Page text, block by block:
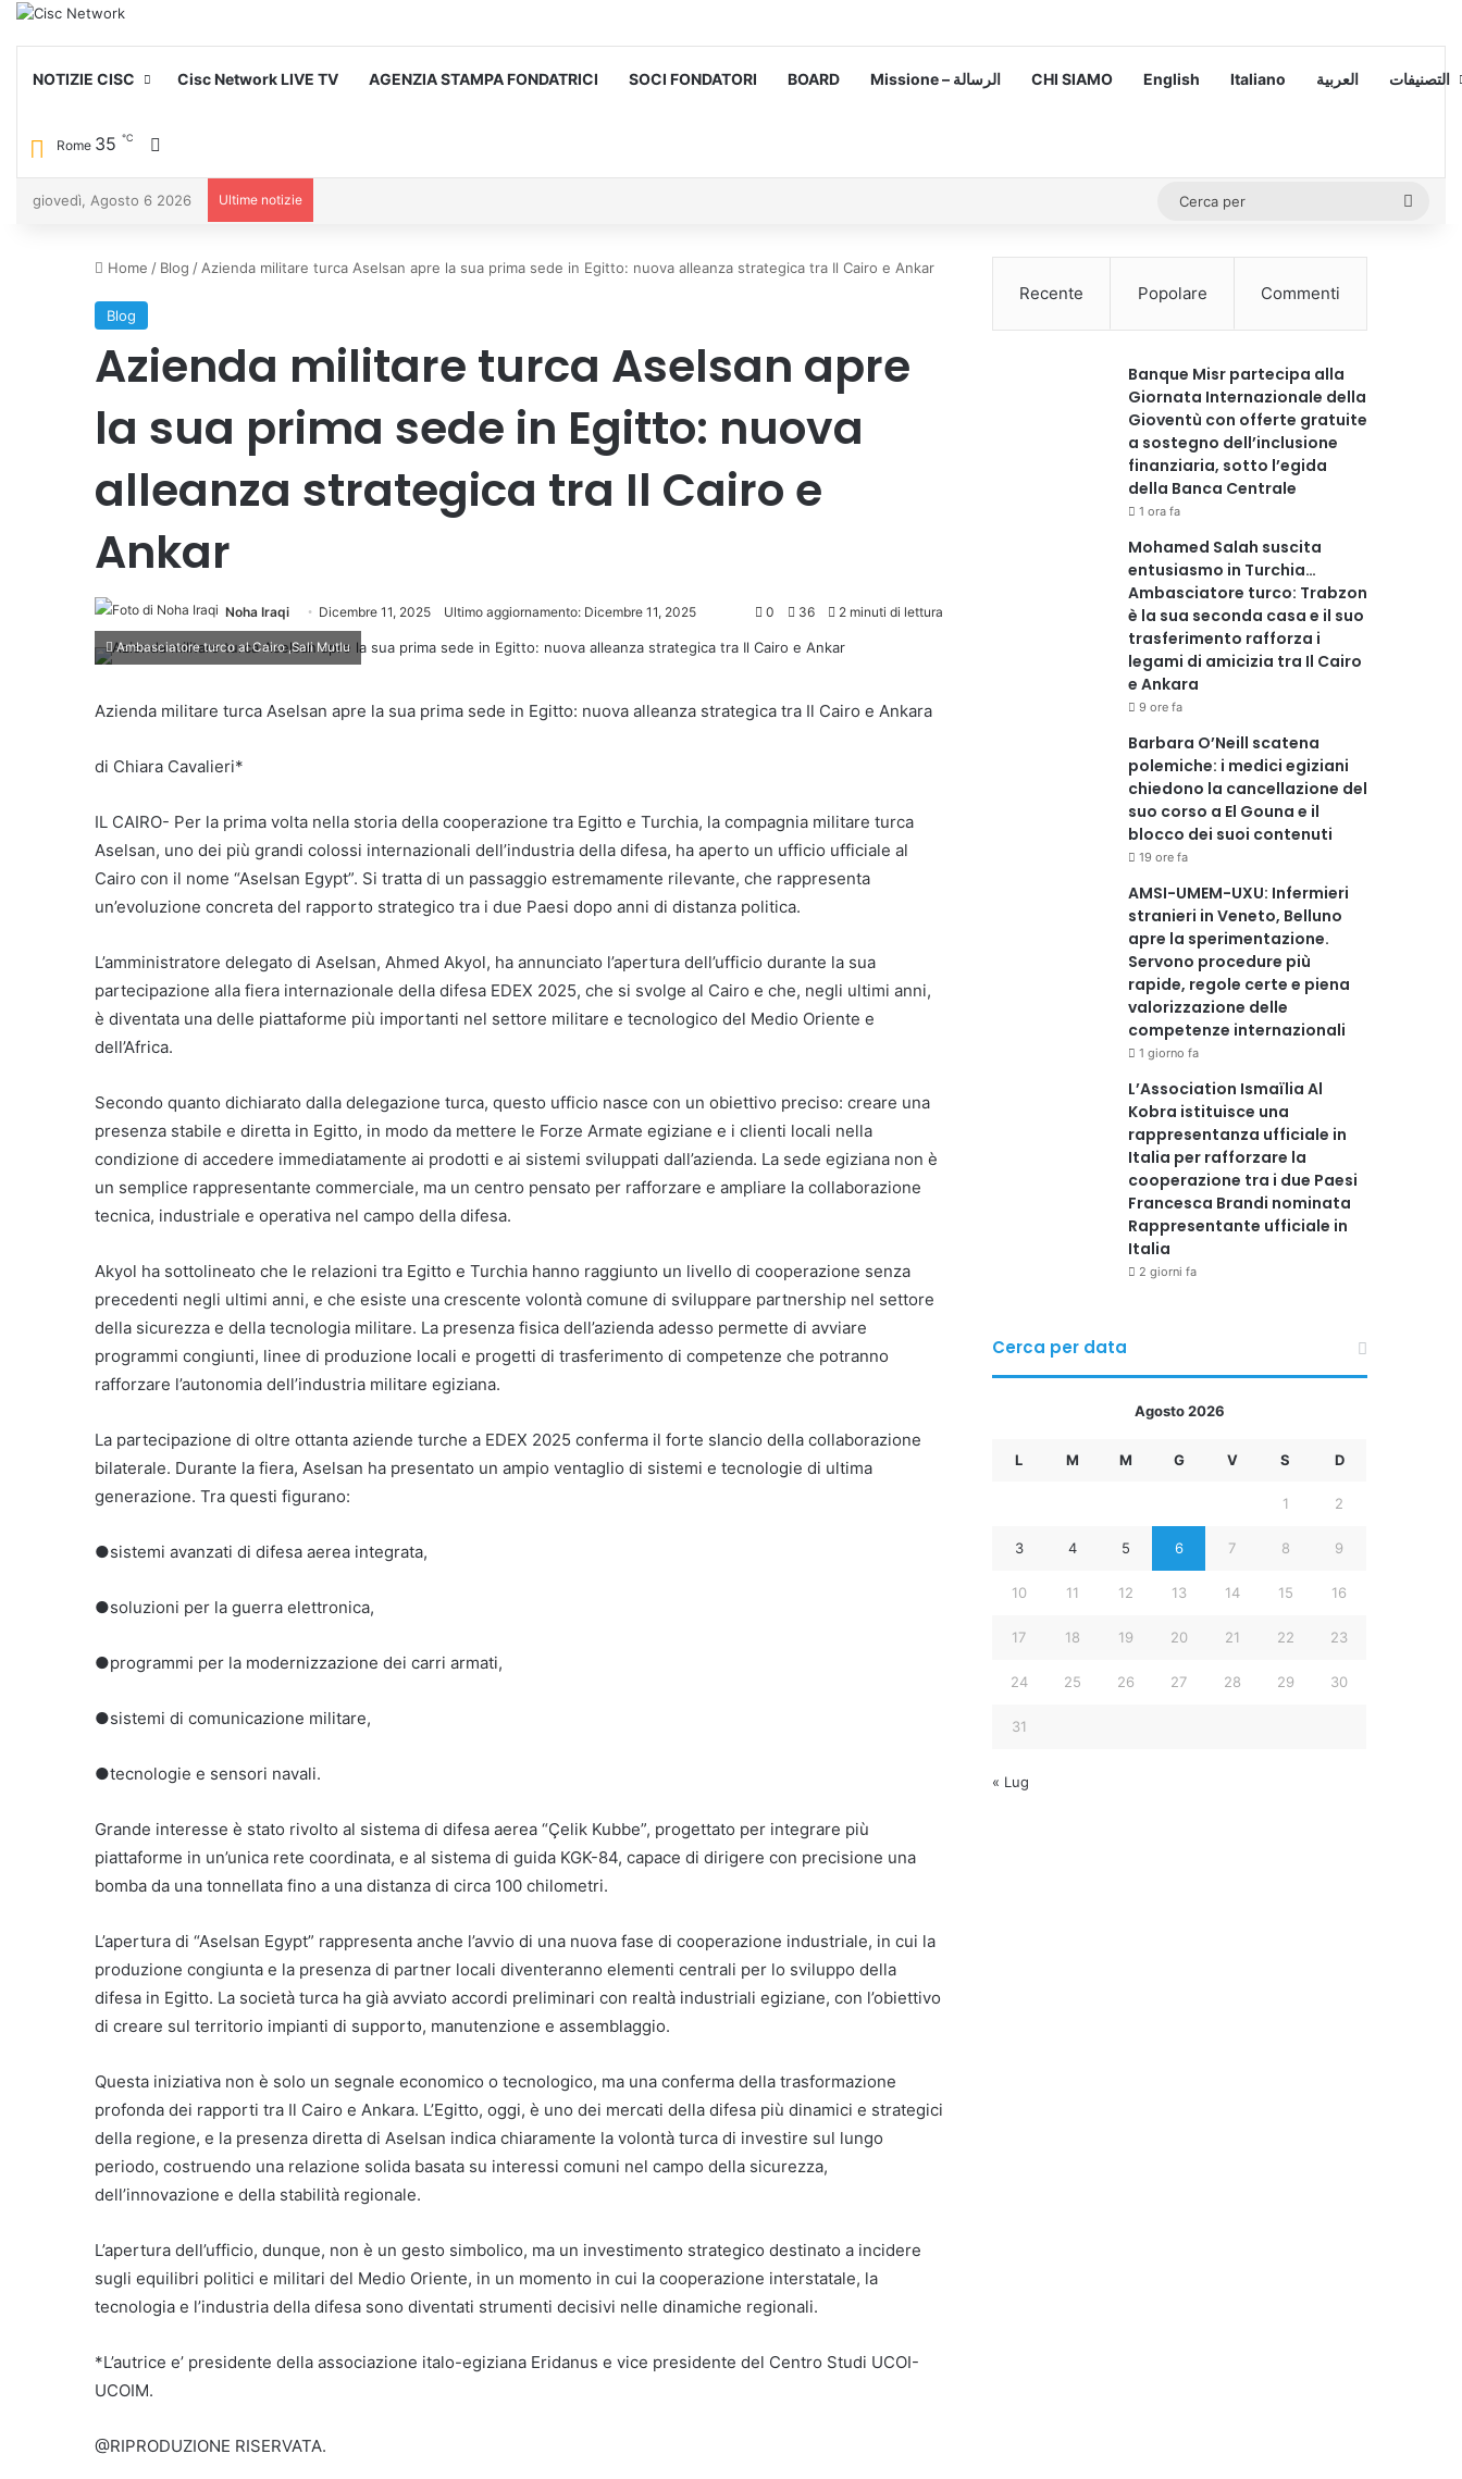
NOTIZIE CISC Cisc Network LIVE TV AGENZIA STAMPA FONDATRICI SOCI FONDATORI BOARD Missione – الرسالة CHI SIAMO English Italiano العربية التصنيفات
Rome 35 ℃
giovedì, Agosto 6 2026 Ultime notizie
Home / Blog / Azienda militare turca Aselsan apre la sua prima sede in Egitto: nuova alleanza strategica tra Il Cairo e Ankar
Blog
Azienda militare turca Aselsan apre
la sua prima sede in Egitto: nuova
alleanza strategica tra Il Cairo e
Ankar
Noha Iraqi Dicembre 11, 2025 Ultimo aggiornamento: Dicembre 11, 2025 0 36 2 minuti di lettura
Ambasciatore turco al Cairo ,Sali Mutlu
Azienda militare turca Aselsan apre la sua prima sede in Egitto: nuova alleanza strategica tra Il Cairo e Ankara
di Chiara Cavalieri*
IL CAIRO- Per la prima volta nella storia della cooperazione tra Egitto e Turchia, la compagnia militare turca
Aselsan, uno dei più grandi colossi internazionali dell’industria della difesa, ha aperto un ufficio ufficiale al
Cairo con il nome “Aselsan Egypt”. Si tratta di un passaggio estremamente rilevante, che rappresenta
un’evoluzione concreta del rapporto strategico tra i due Paesi dopo anni di distanza politica.
L’amministratore delegato di Aselsan, Ahmed Akyol, ha annunciato l’apertura dell’ufficio durante la sua
partecipazione alla fiera internazionale della difesa EDEX 2025, che si svolge al Cairo e che, negli ultimi anni,
è diventata una delle piattaforme più importanti nel settore militare e tecnologico del Medio Oriente e
dell’Africa.
Secondo quanto dichiarato dalla delegazione turca, questo ufficio nasce con un obiettivo preciso: creare una
presenza stabile e diretta in Egitto, in modo da mettere le Forze Armate egiziane e i clienti locali nella
condizione di accedere immediatamente ai prodotti e ai sistemi sviluppati dall’azienda. La sede egiziana non è
un semplice rappresentante commerciale, ma un centro pensato per rafforzare e ampliare la collaborazione
tecnica, industriale e operativa nel campo della difesa.
Akyol ha sottolineato che le relazioni tra Egitto e Turchia hanno raggiunto un livello di cooperazione senza
precedenti negli ultimi anni, e che esiste una crescente volontà comune di sviluppare partnership nel settore
della sicurezza e della tecnologia militare. La presenza fisica dell’azienda adesso permette di avviare
programmi congiunti, linee di produzione locali e progetti di trasferimento di competenze che potranno
rafforzare l’autonomia dell’industria militare egiziana.
La partecipazione di oltre ottanta aziende turche a EDEX 2025 conferma il forte slancio della collaborazione
bilaterale. Durante la fiera, Aselsan ha presentato un ampio ventaglio di sistemi e tecnologie di ultima
generazione. Tra questi figurano:
●sistemi avanzati di difesa aerea integrata,
●soluzioni per la guerra elettronica,
●programmi per la modernizzazione dei carri armati,
●sistemi di comunicazione militare,
●tecnologie e sensori navali.
Grande interesse è stato rivolto al sistema di difesa aerea “Çelik Kubbe”, progettato per integrare più
piattaforme in un’unica rete coordinata, e al sistema di guida KGK-84, capace di dirigere con precisione una
bomba da una tonnellata fino a una distanza di circa 100 chilometri.
L’apertura di “Aselsan Egypt” rappresenta anche l’avvio di una nuova fase di cooperazione industriale, in cui la
produzione congiunta e la presenza di partner locali diventeranno elementi centrali per lo sviluppo della
difesa in Egitto. La società turca ha già avviato accordi preliminari con realtà industriali egiziane, con l’obiettivo
di creare sul territorio impianti di supporto, manutenzione e assemblaggio.
Questa iniziativa non è solo un segnale economico o tecnologico, ma una conferma della trasformazione
profonda dei rapporti tra Il Cairo e Ankara. L’Egitto, oggi, è uno dei mercati della difesa più dinamici e strategici
della regione, e la presenza diretta di Aselsan indica chiaramente la volontà turca di investire sul lungo
periodo, costruendo una relazione solida basata su interessi comuni nel campo della sicurezza,
dell’innovazione e della stabilità regionale.
L’apertura dell’ufficio, dunque, non è un gesto simbolico, ma un investimento strategico destinato a incidere
sugli equilibri politici e militari del Medio Oriente, in un momento in cui la cooperazione interstatale, la
tecnologia e l’industria della difesa sono diventati strumenti decisivi nelle dinamiche regionali.
*L’autrice e’ presidente della associazione italo-egiziana Eridanus e vice presidente del Centro Studi UCOI-
UCOIM.
@RIPRODUZIONE RISERVATA.
Recente Popolare Commenti
Banque Misr partecipa alla
Giornata Internazionale della
Gioventù con offerte gratuite
a sostegno dell’inclusione
finanziaria, sotto l’egida
della Banca Centrale
1 ora fa
Mohamed Salah suscita
entusiasmo in Turchia…
Ambasciatore turco: Trabzon
è la sua seconda casa e il suo
trasferimento rafforza i
legami di amicizia tra Il Cairo
e Ankara
9 ore fa
Barbara O’Neill scatena
polemiche: i medici egiziani
chiedono la cancellazione del
suo corso a El Gouna e il
blocco dei suoi contenuti
19 ore fa
AMSI-UMEM-UXU: Infermieri
stranieri in Veneto, Belluno
apre la sperimentazione.
Servono procedure più
rapide, regole certe e piena
valorizzazione delle
competenze internazionali
1 giorno fa
L’Association Ismaïlia Al
Kobra istituisce una
rappresentanza ufficiale in
Italia per rafforzare la
cooperazione tra i due Paesi
Francesca Brandi nominata
Rappresentante ufficiale in
Italia
2 giorni fa
Cerca per data
Agosto 2026
L M M G V S D
1 2
3 4 5 6 7 8 9
10 11 12 13 14 15 16
17 18 19 20 21 22 23
24 25 26 27 28 29 30
31
« Lug